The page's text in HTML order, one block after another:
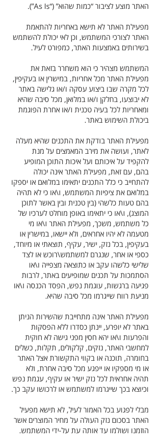
האתר מוצע לציבור “כמות שהוא” (“As Is”).
מפעילת האתר לא תישא באחריות להתאמת
האתר לצורכי המשתמש, וכן לאי יכולת להשתמש
בשירותים באמצעות האתר, כמפורט לעיל.
המשתמש מצהיר כי הוא משחרר בזאת את
מפעילת האתר מכל אחריות, במישרין או בעקיפין,
לכל מקרה שבו ביצוע עסקה ו/או גלישה באתר
לא יבוצעו, בחלקן ו/או במלואן, מכל סיבה שהיא
ומאחריות לכל בעיה טכנית ו/או אחרת הפוגמת
ביכולת השימוש באתר.
מפעילת האתר בודקת את התכנים שהיא מעלה
לאתר, ועושה את מירב המאמצים על מנת
להקפיד על איכותם ועל איכות התוכן המופיע
בהם, עם זאת, מפעילת האתר אינה יכולה
להתחייב כי כלל התכנים יתאימו במלואם או יספקו
במלואם את ציפיות המשתמש, ו\או כי לא תהיה
בהם טעות כלשהי (בין טכנית ובין באשר לתוכן
המוצג), ו\או כי יתאימו באופן מוחלט לערכיו של
כל משתמש, משכך, מפעילת האתר ו\או מי
מטעמה לא יהיו אחראים, ולא יישאו, במישרין או
בעקיפין, בכל נזק, ישיר, עקיף, תוצאתי או מיוחד,
כספי או אחר, שנגרם למשתמש\רוכש או לצד
שלישי כלשהו עקב או כתוצאה מצפייה ו\או
הסתמכות על תכנים שמופיעים באתר, לרבות
פגיעה ברגשות, עוגמת נפש, הפסד הכנסה ו\או
מניעת רווח שייגרמו מכל סיבה שהיא.
מפעילת האתר אינה מתחייבת שהשירות הניתן
באתר לא יופרע, יינתן כסדרו ללא הפסקות
והפרעות ו\או יהא חסין מפני גישה לא חוקית
למחשבי האתר, נזקים, קלקולים, תקלות, כשלים
בחומרה, תוכנה או בקווי התקשורת אצל האתר
או מי מספקיו או ייפגע מכל סיבה אחרת, ולא
תהיה אחראית לכל נזק ישיר או עקיף, עגמת נפש
וכיוצא בכך שייגרמו למשתמש או לרכושו עקב כך.
מבלי לפגוע בכל האמור לעיל, לא תישא מפעיל
האתר בסכום נזק העולה על מחיר המוצרים אשר
הוזמנו ושולמו עד אותה עת על-ידי המשתמש.